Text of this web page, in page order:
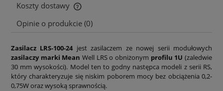
Koszty dostawy
Cena nie zawiera ewentualnych kosztów płatności
Opinie o produkcie (0)
Zasilacz LRS-100-24 jest zasilaczem ze nowej serii modułowych
zasilaczy marki Mean Well LRS o obniżonym profilu 1U (zaledwie
30 mm wysokości). Model ten to godny następca modeli z serii RS,
który charakteryzuje się niskim poborem mocy bez obciążenia 0,2-
0,75W oraz wysoką sprawnością.